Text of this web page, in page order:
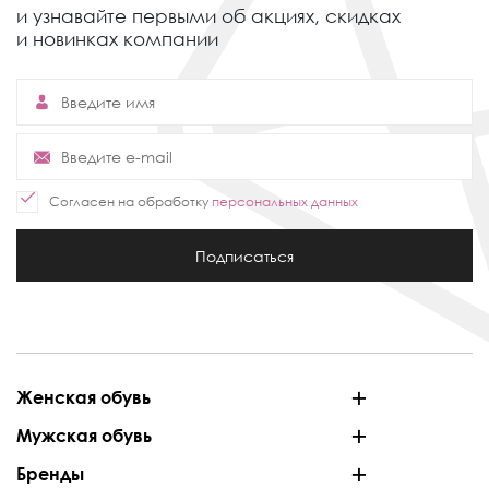
и узнавайте первыми об акциях, скидках
и новинках компании
Согласен на обработку персональных данных
Подписаться
Женская обувь
Мужская обувь
Бренды